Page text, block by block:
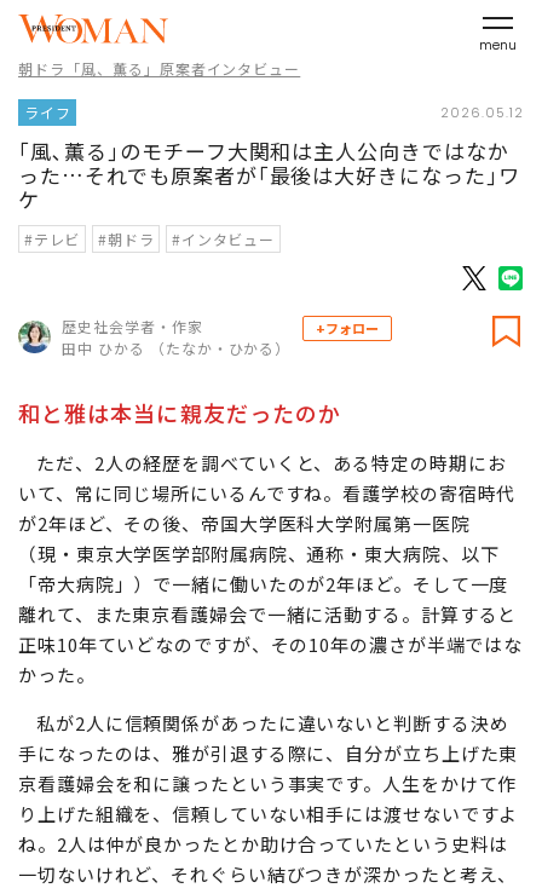
menu
朝ドラ「風、薫る」原案者インタビュー
ライフ 2026.05.12
｢風､薫る｣のモチーフ大関和は主人公向きではなか
った…それでも原案者が｢最後は大好きになった｣ワ
ケ
#テレビ #朝ドラ #インタビュー
歴史社会学者・作家
田中 ひかる （たなか・ひかる）
+フォロー
和と雅は本当に親友だったのか
ただ、2人の経歴を調べていくと、ある特定の時期にお
いて、常に同じ場所にいるんですね。看護学校の寄宿時代
が2年ほど、その後、帝国大学医科大学附属第一医院
（現・東京大学医学部附属病院、通称・東大病院、以下
「帝大病院」）で一緒に働いたのが2年ほど。そして一度
離れて、また東京看護婦会で一緒に活動する。計算すると
正味10年ていどなのですが、その10年の濃さが半端ではな
かった。
私が2人に信頼関係があったに違いないと判断する決め
手になったのは、雅が引退する際に、自分が立ち上げた東
京看護婦会を和に譲ったという事実です。人生をかけて作
り上げた組織を、信頼していない相手には渡せないですよ
ね。2人は仲が良かったとか助け合っていたという史料は
一切ないけれど、それぐらい結びつきが深かったと考え、